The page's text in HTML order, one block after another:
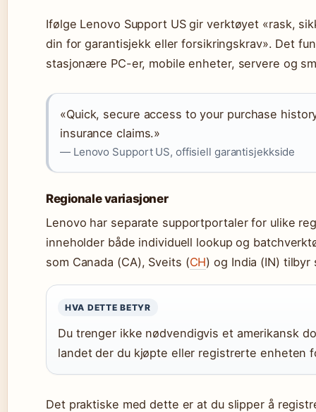
Ifølge Lenovo Support US gir verktøyet «rask,
din for garantisjekk eller forsikringskrav». Det
stasjonære PC-er, mobile enheter, servere og
«Quick, secure access to your purchase
insurance claims.»
— Lenovo Support US, offisiell garantisjekkside
Regionale variasjoner
Lenovo har separate supportportaler for ulike
inneholder både individuell lookup og
som Canada (CA), Sveits (CH) og India (IN)
HVA DETTE BETYR
Du trenger ikke nødvendigvis et amerikansk
landet der du kjøpte eller registrerte enheten
Det praktiske med dette er at du slipper å